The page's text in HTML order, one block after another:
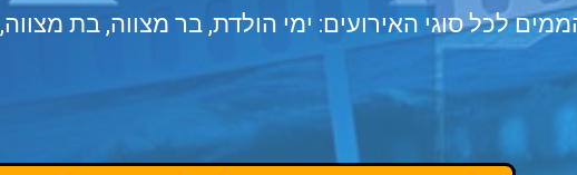
לכל סוגי האירועים: ימי הולדת, בר מצווה, בת